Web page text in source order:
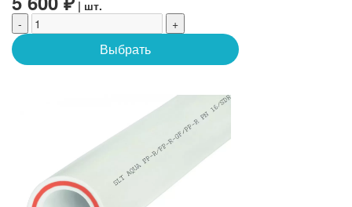
| шт.
-
+
Выбрать